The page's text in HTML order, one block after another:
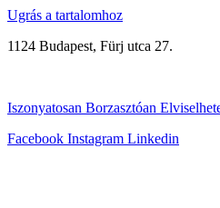
Ugrás a tartalomhoz
1124 Budapest, Fürj utca 27.
Iszonyatosan Borzasztóan
Facebook Instagram Linkedin